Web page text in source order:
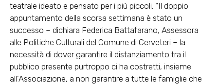
teatrale ideato e pensato per i più piccoli. “Il doppio
appuntamento della scorsa settimana è stato un
successo – dichiara Federica Battafarano, Assessora
alle Politiche Culturali del Comune di Cerveteri – la
necessità di dover garantire il distanziamento tra il
pubblico presente purtroppo ci ha costretti, insieme
all’Associazione, a non garantire a tutte le famiglie che